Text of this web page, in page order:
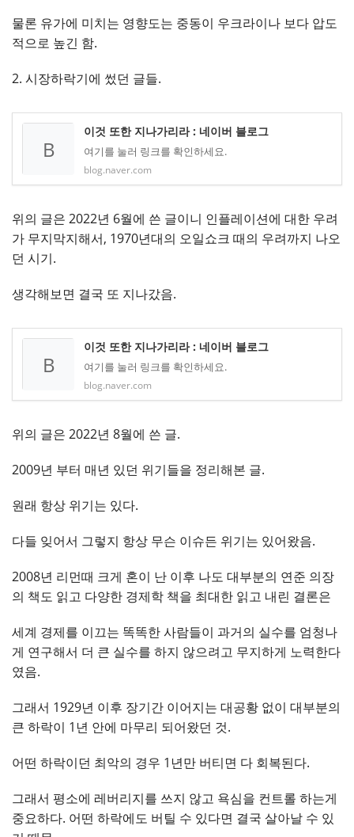
물론 유가에 미치는 영향도는 중동이 우크라이나 보다 압도
적으로 높긴 함.
2. 시장하락기에 썼던 글들.
B
이것 또한 지나가리라 : 네이버 블로그
여기를 눌러 링크를 확인하세요.
blog.naver.com
위의 글은 2022년 6월에 쓴 글이니 인플레이션에 대한 우려
가 무지막지해서, 1970년대의 오일쇼크 때의 우려까지 나오
던 시기.
생각해보면 결국 또 지나갔음.
B
이것 또한 지나가리라 : 네이버 블로그
여기를 눌러 링크를 확인하세요.
blog.naver.com
위의 글은 2022년 8월에 쓴 글.
2009년 부터 매년 있던 위기들을 정리해본 글.
원래 항상 위기는 있다.
다들 잊어서 그렇지 항상 무슨 이슈든 위기는 있어왔음.
2008년 리먼때 크게 혼이 난 이후 나도 대부분의 연준 의장
의 책도 읽고 다양한 경제학 책을 최대한 읽고 내린 결론은
세계 경제를 이끄는 똑똑한 사람들이 과거의 실수를 엄청나
게 연구해서 더 큰 실수를 하지 않으려고 무지하게 노력한다
였음.
그래서 1929년 이후 장기간 이어지는 대공황 없이 대부분의
큰 하락이 1년 안에 마무리 되어왔던 것.
어떤 하락이던 최악의 경우 1년만 버티면 다 회복된다.
그래서 평소에 레버리지를 쓰지 않고 욕심을 컨트롤 하는게
중요하다. 어떤 하락에도 버틸 수 있다면 결국 살아날 수 있